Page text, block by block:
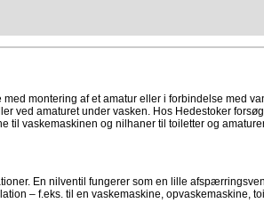
montering af et amatur eller i forbindelse med
ved amaturet under vasken. Hos Hedestoker
til vaskemaskinen og nilhaner til toiletter og
En nilventil fungerer som en lille
– f.eks. til en vaskemaskine, opvaskemaskine,